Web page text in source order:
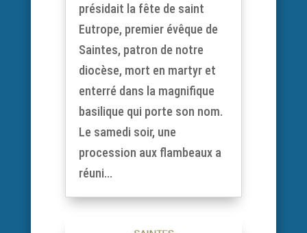
présidait la fête de saint
Eutrope, premier évêque de
Saintes, patron de notre
diocèse, mort en martyr et
enterré dans la magnifique
basilique qui porte son nom.
Le samedi soir, une
procession aux flambeaux a
réuni...